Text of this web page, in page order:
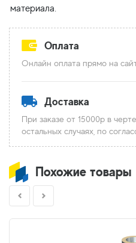
Оплата
Онлайн оплата прямо на
Доставка
При заказе от 15000р в
остальных случаях, по
Похожие товары